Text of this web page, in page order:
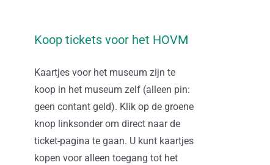
Koop tickets voor het HOVM
Kaartjes voor het museum zijn te
koop in het museum zelf (alleen pin:
geen contant geld). Klik op de groene
knop linksonder om direct naar de
ticket-pagina te gaan. U kunt kaartjes
kopen voor alleen toegang tot het